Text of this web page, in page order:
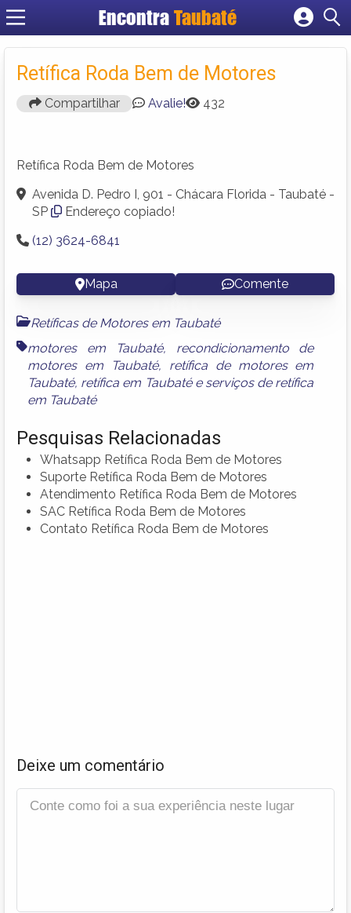
EncontraTaubaté
Cadastrar empresa
Criar conta
Retífica Roda Bem de Motores
Compartilhar Avalie! 432
Retífica Roda Bem de Motores
Avenida D. Pedro I, 901 - Chácara Florida - Taubaté -
SP
Endereço copiado!
(12) 3624-6841
Mapa Comente
Retíficas de Motores em Taubaté
motores em Taubaté, recondicionamento de
motores em Taubaté, retífica de motores em
Taubaté, retífica em Taubatée serviços de retífica
em Taubaté
Pesquisas Relacionadas
Whatsapp Retífica Roda Bem de Motores
Suporte Retífica Roda Bem de Motores
Atendimento Retífica Roda Bem de Motores
SAC Retífica Roda Bem de Motores
Contato Retífica Roda Bem de Motores
Deixe um comentário